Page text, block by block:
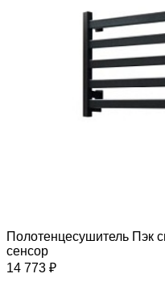
Полотенцесушитель Пэк
сенсор
14 773 ₽